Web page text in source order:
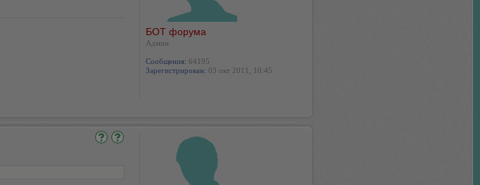
БОТ форума
Админ
Сообщения: 64195
Зарегистрирован: 03 окт 2011, 10:45